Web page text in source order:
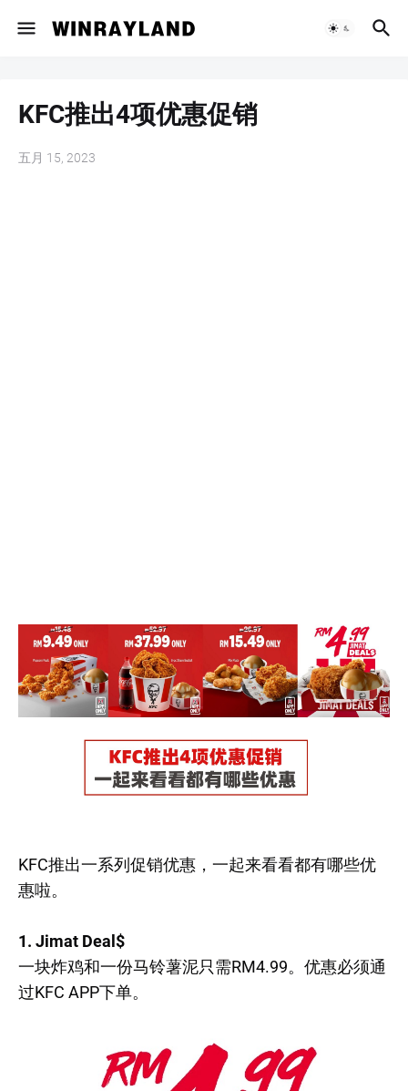
KFC推出4项优惠促销
五月 15, 2023
KFC推出一系列促销优惠，一起来看看都有哪些优
惠啦。
1. Jimat Deal$
一块炸鸡和一份马铃薯泥只需RM4.99。优惠必须通
过KFC APP下单。